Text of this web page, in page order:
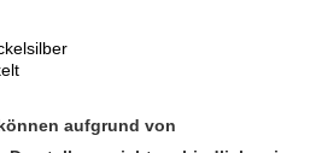
aufgrund von